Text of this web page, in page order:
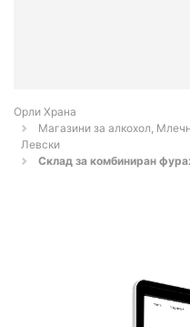
Орли Храна
Магазини за алкохол,
Левски
Склад за комбиниран